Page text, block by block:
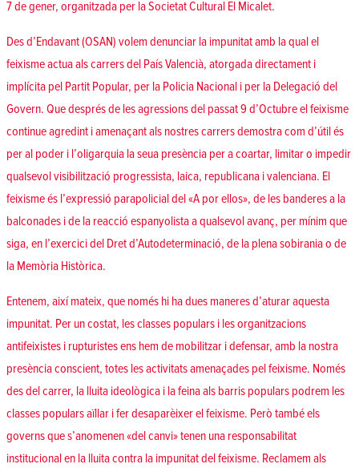
7 de gener, organitzada per la Societat Cultural El Micalet.
Des d’Endavant (OSAN) volem denunciar la impunitat amb la qual el
feixisme actua als carrers del País Valencià, atorgada directament i
implícita pel Partit Popular, per la Policia Nacional i per la Delegació del
Govern. Que després de les agressions del passat 9 d’Octubre el feixisme
continue agredint i amenaçant als nostres carrers demostra com d’útil és
per al poder i l’oligarquia la seua presència per a coartar, limitar o impedir
qualsevol visibilització progressista, laica, republicana i valenciana. El
feixisme és l’expressió parapolicial del «A por ellos», de les banderes a la
balconades i de la reacció espanyolista a qualsevol avanç, per mínim que
siga, en l’exercici del Dret d’Autodeterminació, de la plena sobirania o de
la Memòria Històrica.
Entenem, així mateix, que només hi ha dues maneres d’aturar aquesta
impunitat. Per un costat, les classes populars i les organitzacions
antifeixistes i rupturistes ens hem de mobilitzar i defensar, amb la nostra
presència conscient, totes les activitats amenaçades pel feixisme. Només
des del carrer, la lluita ideològica i la feina als barris populars podrem les
classes populars aïllar i fer desaparèixer el feixisme. Però també els
governs que s’anomenen «del canvi» tenen una responsabilitat
institucional en la lluita contra la impunitat del feixisme. Reclamem als